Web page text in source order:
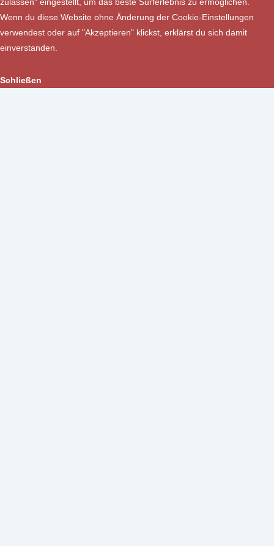
Wenn du diese Website ohne Änderung der Cookie-Einstellungen
verwendest oder auf "Akzeptieren" klickst, erklärst du sich damit
einverstanden.
Schließen